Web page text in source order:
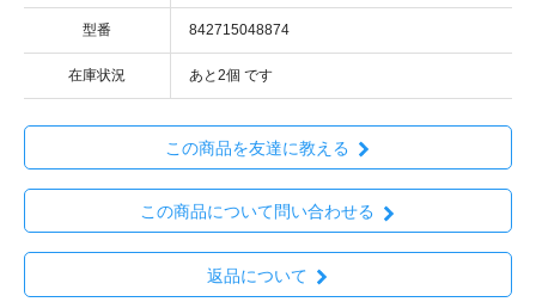
型番 842715048874
在庫状況 あと2個 です
この商品を友達に教える
この商品について問い合わせる
返品について